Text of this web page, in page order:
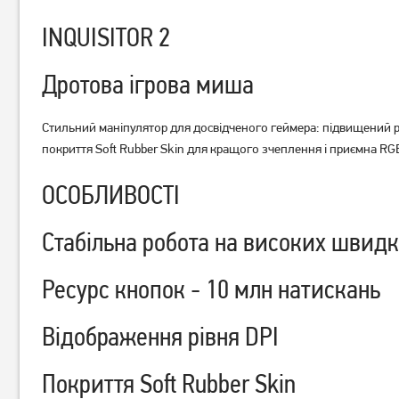
750BK-B USB Black
(4711421758925)
Black (4711421758994)
INQUISITOR 2
Дротова ігрова миша
Стильний маніпулятор для досвідченого геймера: підвищений
покриття Soft Rubber Skin для кращого зчеплення і приємна RGB
ОСОБЛИВОСТІ
Стабільна робота на високих
Ресурс кнопок - 10 млн натискань
Відображення рівня DPI
Покриття Soft Rubber Skin